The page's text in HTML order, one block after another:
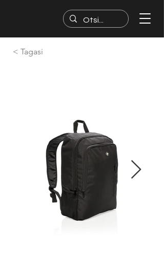
< Tagasi